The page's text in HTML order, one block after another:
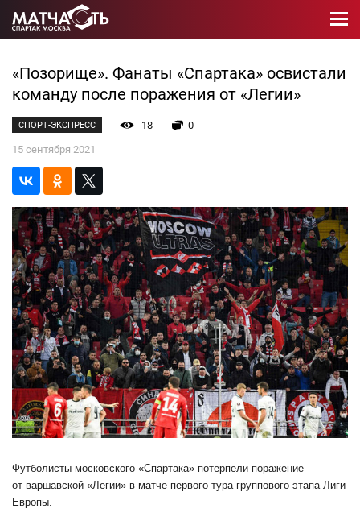
«Позорище». Фанаты «Спартака» освистали
команду после поражения от «Легии»
СПОРТ-ЭКСПРЕСС 18
0
15 сентября 2021
Футболисты московского «Спартака» потерпели поражение
от варшавской «Легии» в матче первого тура группового этапа Лиги
Европы.